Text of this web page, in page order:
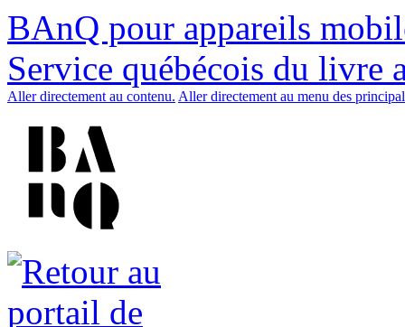
BAnQ pour appareils
Service québécois du livre
Aller directement au contenu. Aller directement au menu des